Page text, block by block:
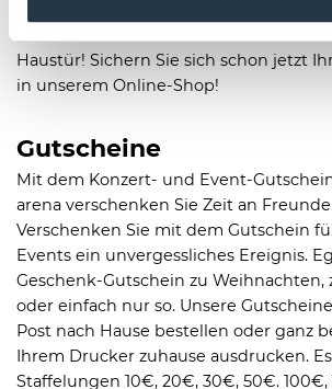
Haustür! Sichern Sie sich schon jetzt
in unserem Online-Shop!
Gutscheine
Mit dem Konzert- und Event-
arena verschenken Sie Zeit an
Verschenken Sie mit dem Gutschein
Events ein unvergessliches Ereignis.
Geschenk-Gutschein zu Weihnachten,
oder einfach nur so. Unsere
Post nach Hause bestellen oder ganz
Ihrem Drucker zuhause ausdrucken.
Staffelungen 10€, 20€, 30€, 50€.